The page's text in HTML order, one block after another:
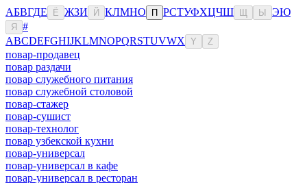
АБВГДЕ Ё ЖЗИ Й КЛМНО П РСТУФХЦЧШ Ы ЭЮ
Я
#
ABCDEFGHIJKLMNOPQRSTUVWX Y Z
повар-продавец
повар раздачи
повар служебного питания
повар служебной столовой
повар-стажер
повар-сушист
повар-технолог
повар узбекской кухни
повар-универсал
повар-универсал в кафе
повар-универсал в ресторан